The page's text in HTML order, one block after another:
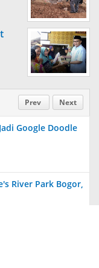
Prev Next
Google Doodle
River Park Bogor,